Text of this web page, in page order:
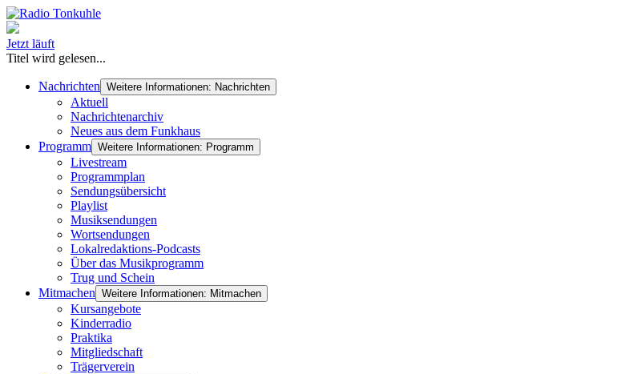
Jetzt läuft
Titel wird gelesen...
Nachrichten Weitere Informationen: Nachrichten
Aktuell
Nachrichtenarchiv
Neues aus dem Funkhaus
Programm Weitere Informationen: Programm
Livestream
Programmplan
Sendungsübersicht
Playlist
Musiksendungen
Wortsendungen
Lokalredaktions-Podcasts
Über das Musikprogramm
Trug und Schein
Mitmachen Weitere Informationen: Mitmachen
Kursangebote
Kinderradio
Praktika
Mitgliedschaft
Trägerverein